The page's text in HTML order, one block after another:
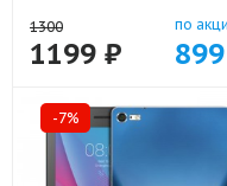
44194-22285
1300
1199 ₽
по
-7%